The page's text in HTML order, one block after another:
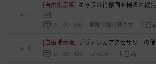
1
[自由掲示板] キャラの肖像画を撮ると縦
0 390 無敵で踊り狂う女 1 日
0
[自由掲示板] デヴォレカアクセサリーの
0 420 tanupon 1 日前